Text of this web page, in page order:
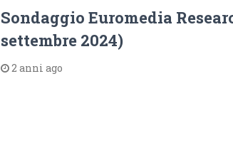
Sondaggio Euromedia
settembre 2024)
2 anni ago